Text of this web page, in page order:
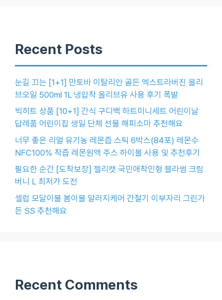
Recent Posts
눈길 끄는 [1+1] 만토바 이탈리안 골든 엑스트라버진 올리
브오일 500ml 1L 냉압착 올리브유 사용 후기 폭발
빅히트 상품 [10+1] 간식 구디백 하트미니세트 어린이날
답례품 어린이집 생일 단체 선물 해피소마 추천해요
너무 좋은 리얼 유기농 레몬즙 스틱 6박스(84포) 레몬수
NFC100% 착즙 레몬원액 주스 하이볼 사용 및 추천후기
필요한 순간 [도착보장] 젤리캣 국민애착인형 블라썸 크림
버니 L 최저가 도전
셀럽 모달이불 봄이불 알러지케어 간절기 이부자리 그린가
든 SS 추천해요
Recent Comments